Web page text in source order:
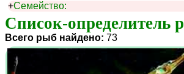
+Семейство:
Список-определитель
Всего рыб найдено: 73